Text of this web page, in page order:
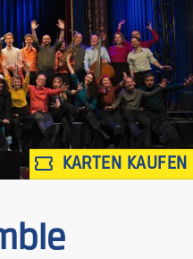
KARTEN KAUFEN